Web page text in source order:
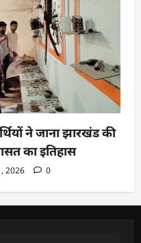
ने जाना झारखंड की
का इतिहास
2026 0